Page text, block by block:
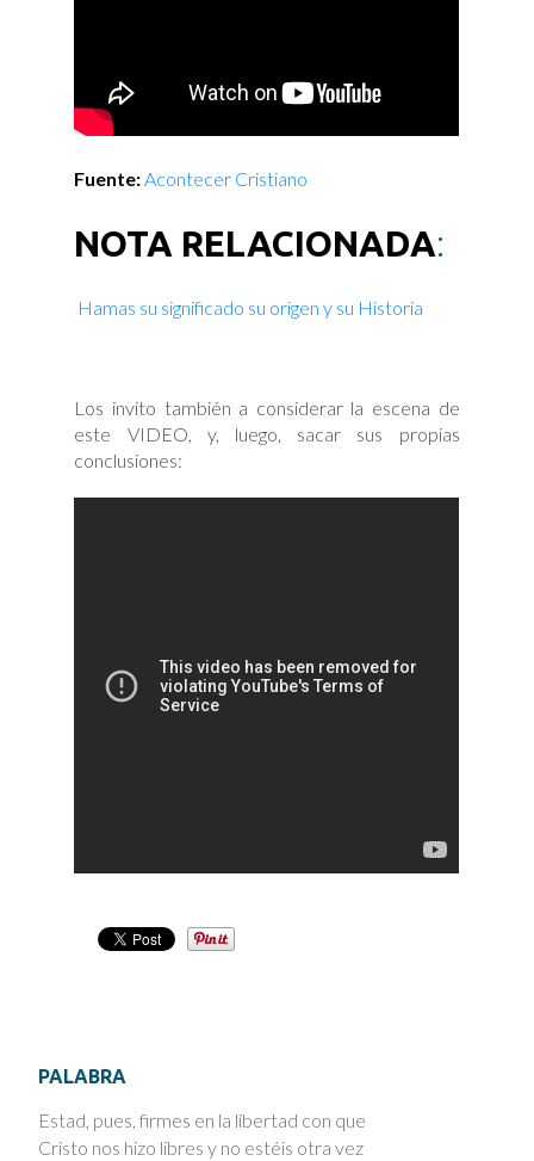
Fuente: Acontecer Cristiano
NOTA RELACIONADA:
Hamas su significado su origen y su Historia
Los invito también a considerar la escena de
este VIDEO, y, luego, sacar sus propias
conclusiones:
PALABRA
Estad, pues, firmes en la libertad con que
Cristo nos hizo libres y no estéis otra vez